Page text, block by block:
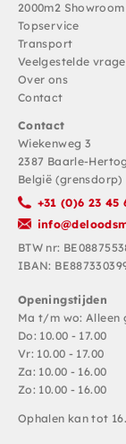
2000m2 Showroom
Topservice
Transport
Veelgestelde
Over ons
Contact
Contact
Wiekenweg 3
2387 Baarle-Hertog
België (grensdorp)
+31 (0)6 23 45
BTW nr:
IBAN:
Openingstijden
Ma t/m wo: Alleen
Do: 10.00 - 17.00
Vr: 10.00 - 17.00
Za: 10.00 - 16.00
Zo: 10.00 - 16.00
Ophalen kan tot